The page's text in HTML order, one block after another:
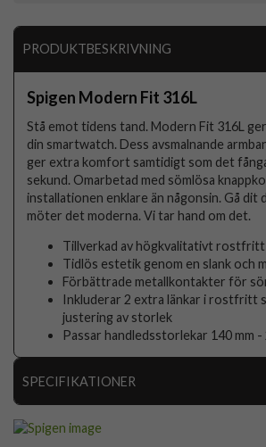
PRODUKTBESKRIVNING
Spigen Modern Fit 316L
Stå emot tidens tand. Modern Fit 316L
din smartwatch. Dess avsmalnande
ger extra komfort samtidigt som det
sekund. Omarbetad med sömlösa
installationen enklare än någonsin. Gå dit
möter det moderna. Vi tar hand om det.
Tillverkad av högkvalitativt
Tidlös estetik genom en slank och
Förbättrade metallkontakter för
Inkluderar 2 extra länkar i rostfritt
justering av storlek
Passar handledsstorlekar 140 mm -
SPECIFIKATIONER